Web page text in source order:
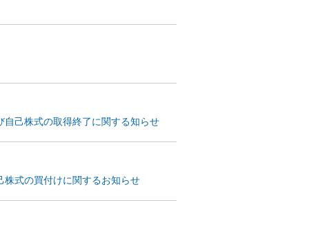
己株式の取得終了に関する知らせ
株式の買付けに関するお知らせ